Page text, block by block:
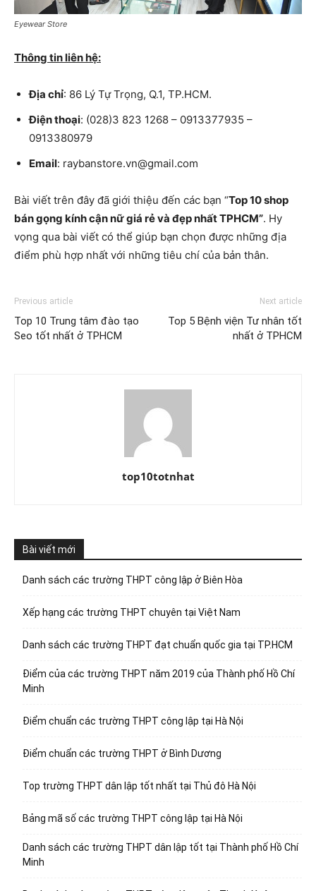
Eyewear Store
Thông tin liên hệ:
Địa chỉ: 86 Lý Tự Trọng, Q.1, TP.HCM.
Điện thoại: (028)3 823 1268 – 0913377935 –
0913380979
Email: raybanstore.vn@gmail.com
Bài viết trên đây đã giới thiệu đến các bạn “Top 10 shop
bán gọng kính cận nữ giá rẻ và đẹp nhất TPHCM”. Hy
vọng qua bài viết có thể giúp bạn chọn được những địa
điểm phù hợp nhất với những tiêu chí của bản thân.
Previous article
Top 10 Trung tâm đào tạo
Seo tốt nhất ở TPHCM
Next article
Top 5 Bệnh viện Tư nhân tốt
nhất ở TPHCM
top10totnhat
Bài viết mới
Danh sách các trường THPT công lập ở Biên Hòa
Xếp hạng các trường THPT chuyên tại Việt Nam
Danh sách các trường THPT đạt chuẩn quốc gia tại TP.HCM
Điểm của các trường THPT năm 2019 của Thành phố Hồ Chí
Minh
Điểm chuẩn các trường THPT công lập tại Hà Nội
Điểm chuẩn các trường THPT ở Bình Dương
Top trường THPT dân lập tốt nhất tại Thủ đô Hà Nội
Bảng mã số các trường THPT công lập tại Hà Nội
Danh sách các trường THPT dân lập tốt tại Thành phố Hồ Chí
Minh